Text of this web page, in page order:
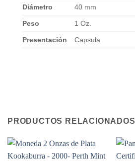
Diámetro 40 mm
Peso 1 Oz.
Presentación Capsula
PRODUCTOS RELACIONADOS